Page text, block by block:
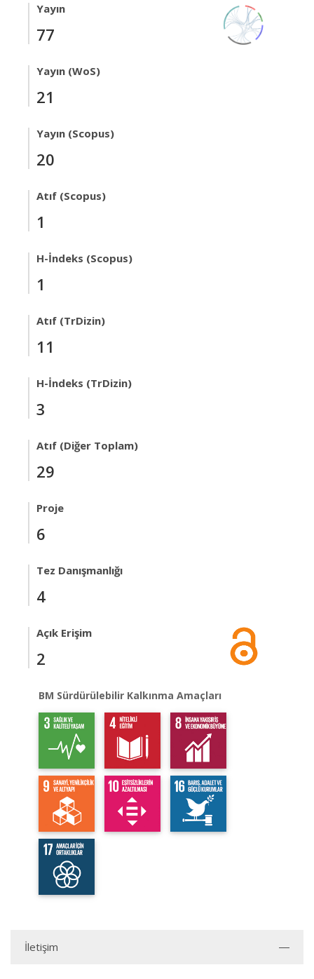
Yayın
77
Yayın (WoS)
21
Yayın (Scopus)
20
Atıf (Scopus)
1
H-İndeks (Scopus)
1
Atıf (TrDizin)
11
H-İndeks (TrDizin)
3
Atıf (Diğer Toplam)
29
Proje
6
Tez Danışmanlığı
4
Açık Erişim
2
BM Sürdürülebilir Kalkınma Amaçları
İletişim